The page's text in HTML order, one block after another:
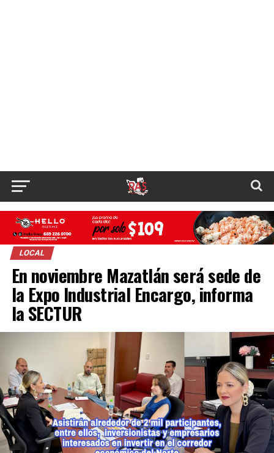
LOCAL
En noviembre Mazatlán será sede de
la Expo Industrial Encargo, informa
la SECTUR